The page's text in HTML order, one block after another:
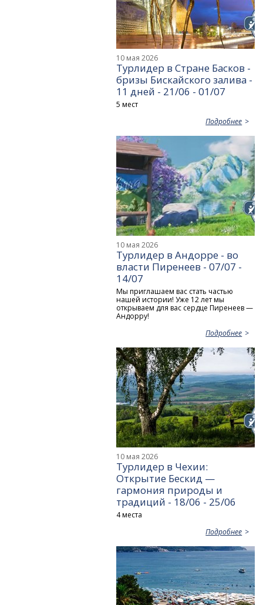
10 мая 2026
Турлидер в Стране Басков -
бризы Бискайского залива -
11 дней - 21/06 - 01/07
5 мест
Подробнее
10 мая 2026
Турлидер в Андорре - во
власти Пиренеев - 07/07 -
14/07
Мы приглашаем вас стать частью
нашей истории! Уже 12 лет мы
открываем для вас сердце Пиренеев —
Андорру!
Подробнее
10 мая 2026
Турлидер в Чехии:
Открытие Бескид —
гармония природы и
традиций - 18/06 - 25/06
4 места
Подробнее